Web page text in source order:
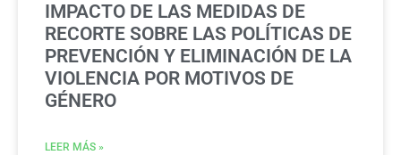
IMPACTO DE LAS MEDIDAS DE
RECORTE SOBRE LAS POLÍTICAS DE
PREVENCIÓN Y ELIMINACIÓN DE LA
VIOLENCIA POR MOTIVOS DE
GÉNERO
LEER MÁS »